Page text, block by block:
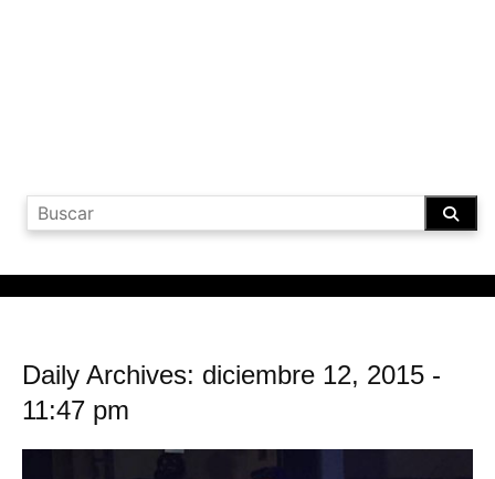
Daily Archives: diciembre 12, 2015 -
11:47 pm